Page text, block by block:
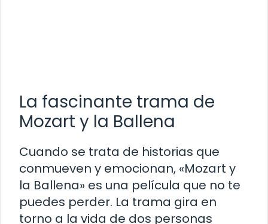
La fascinante trama de
Mozart y la Ballena
Cuando se trata de historias que
conmueven y emocionan, «Mozart y
la Ballena» es una película que no te
puedes perder. La trama gira en
torno a la vida de dos personas